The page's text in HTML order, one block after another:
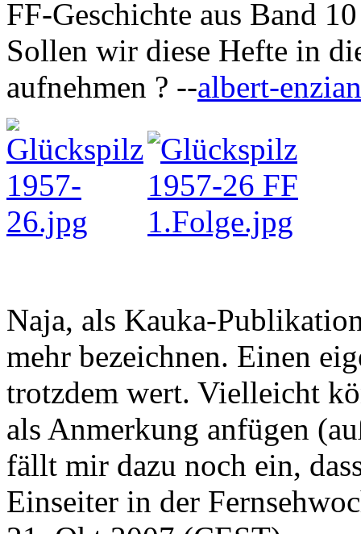
FF-Geschichte aus Band
Sollen wir diese Hefte in
aufnehmen ? --albert-enzian
Naja, als Kauka-
mehr bezeichnen. Einen
trotzdem wert. Vielleicht
als Anmerkung anfügen
fällt mir dazu noch ein,
Einseiter in der